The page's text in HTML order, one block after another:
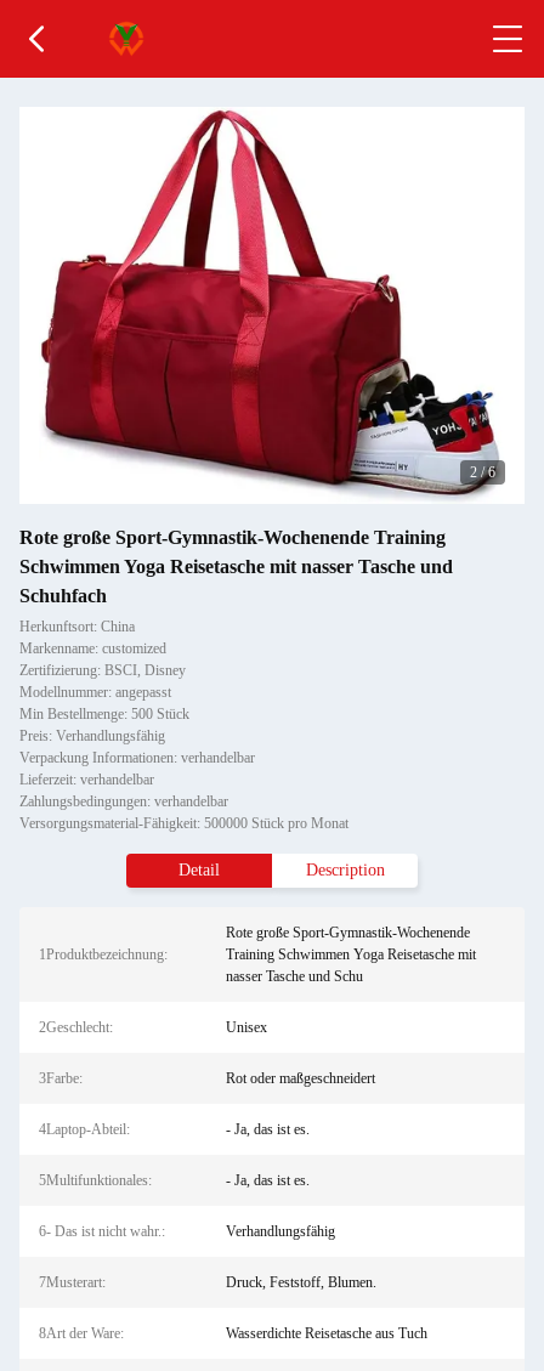
2 /6
Rote große Sport-Gymnastik-Wochenende Training
Schwimmen Yoga Reisetasche mit nasser Tasche und
Schuhfach
Herkunftsort: China
Markenname: customized
Zertifizierung: BSCI, Disney
Modellnummer: angepasst
Min Bestellmenge: 500 Stück
Preis: Verhandlungsfähig
Verpackung Informationen: verhandelbar
Lieferzeit: verhandelbar
Zahlungsbedingungen: verhandelbar
Versorgungsmaterial-Fähigkeit: 500000 Stück pro Monat
Detail Description
1Produktbezeichnung:
Rote große Sport-Gymnastik-Wochenende
Training Schwimmen Yoga Reisetasche mit
nasser Tasche und Schu
2Geschlecht: Unisex
3Farbe: Rot oder maßgeschneidert
4Laptop-Abteil: - Ja, das ist es.
5Multifunktionales: - Ja, das ist es.
6- Das ist nicht wahr.: Verhandlungsfähig
7Musterart: Druck, Feststoff, Blumen.
8Art der Ware: Wasserdichte Reisetasche aus Tuch